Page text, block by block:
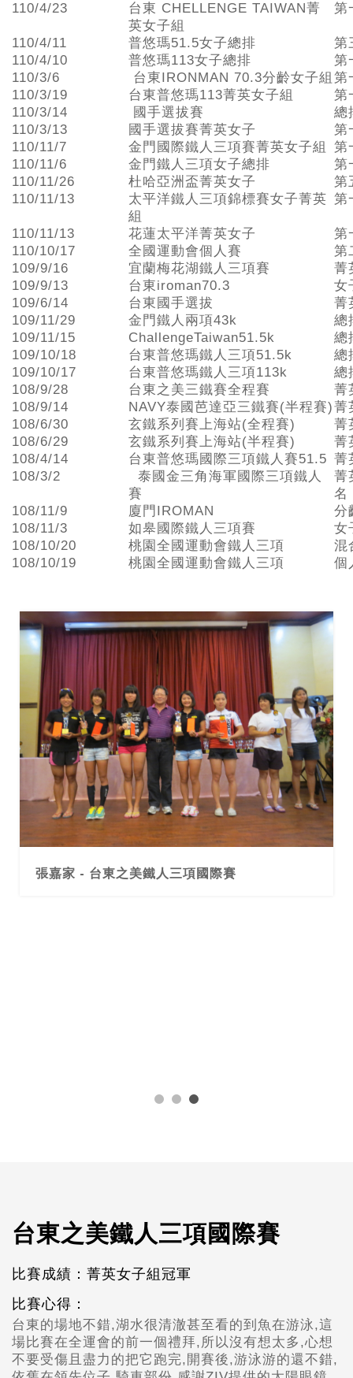
110/4/23
台東 CHELLENGE TAIWAN菁
英女子組
第
110/4/11 普悠瑪51.5女子總排
第
110/4/10
普悠瑪113女子總排
第
110/3/6
台東IRONMAN 70.3分齡女子組 第
110/3/19
台東普悠瑪113菁英女子組
第
110/3/14
國手選拔賽
總
110/3/13
國手選拔賽菁英女子
第
110/11/7
金門國際鐵人三項賽菁英女子組
第
110/11/6
金門鐵人三項女子總排
第
110/11/26
杜哈亞洲盃菁英女子
第
110/11/13
太平洋鐵人三項錦標賽女子菁英
組
第
110/11/13 花蓮太平洋菁英女子
第
110/10/17
全國運動會個人賽
第
109/9/16
宜蘭梅花湖鐵人三項賽
菁
109/9/13
台東iroman70.3
女
109/6/14
台東國手選拔
菁
109/11/29
金門鐵人兩項43k
總
109/11/15
ChallengeTaiwan51.5k
總
109/10/18
台東普悠瑪鐵人三項51.5k
總
109/10/17
台東普悠瑪鐵人三項113k
總
108/9/28
台東之美三鐵賽全程賽
菁
108/9/14
NAVY泰國芭達亞三鐵賽(半程賽)菁
108/6/30
玄鐵系列賽上海站(全程賽)
菁
108/6/29
玄鐵系列賽上海站(半程賽)
菁
108/4/14
台東普悠瑪國際三項鐵人賽51.5 菁
108/3/2
泰國金三角海軍國際三項鐵人
賽
菁
名
108/11/9
廈門IROMAN
分
108/11/3
如皋國際鐵人三項賽
女
108/10/20 桃園全國運動會鐵人三項
混
108/10/19
桃園全國運動會鐵人三項 個
張嘉家 - 台東之美鐵人三項國際賽
台東之美鐵人三項國際賽
比賽成績：菁英女子組冠軍
比賽心得：
台東的場地不錯,湖水很清澈甚至看的到魚在游泳,這
場比賽在全運會的前一個禮拜,所以沒有想太多,心想
不要受傷且盡力的把它跑完,開賽後,游泳游的還不錯,